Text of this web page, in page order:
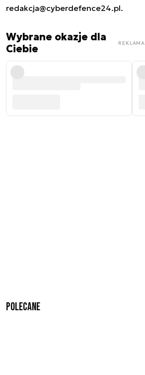
redakcja@cyberdefence24.pl.
Wybrane okazje dla
Ciebie
REKLAMA
Polecane